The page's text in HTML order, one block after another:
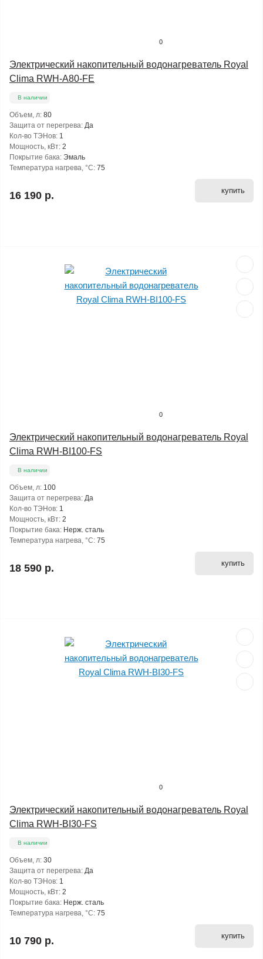
0
Электрический накопительный водонагреватель Royal
Clima RWH-A80-FE
В наличии
Объем, л: 80
Защита от перегрева: Да
Кол-во ТЭНов: 1
Мощность, кВт: 2
Покрытие бака: Эмаль
Температура нагрева, °С: 75
16 190 р. купить
0
Электрический накопительный водонагреватель Royal
Clima RWH-BI100-FS
В наличии
Объем, л: 100
Защита от перегрева: Да
Кол-во ТЭНов: 1
Мощность, кВт: 2
Покрытие бака: Нерж. сталь
Температура нагрева, °С: 75
18 590 р. купить
0
Электрический накопительный водонагреватель Royal
Clima RWH-BI30-FS
В наличии
Объем, л: 30
Защита от перегрева: Да
Кол-во ТЭНов: 1
Мощность, кВт: 2
Покрытие бака: Нерж. сталь
Температура нагрева, °С: 75
10 790 р. купить